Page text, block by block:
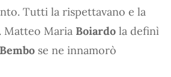
Tutti la rispettavano e la
Matteo Maria Boiardo la definì
se ne innamorò